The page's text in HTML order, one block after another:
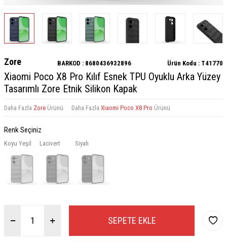
Zore BARKOD : 8680436932896 Ürün Kodu : T41770
Xiaomi Poco X8 Pro Kılıf Esnek TPU Oyuklu Arka Yüzey
Tasarımlı Zore Etnik Silikon Kapak
Daha Fazla Zore Ürünü Daha Fazla Xiaomi Poco X8 Pro Ürünü
Renk Seçiniz
Koyu Yeşil Lacivert Siyah
SEPETE EKLE